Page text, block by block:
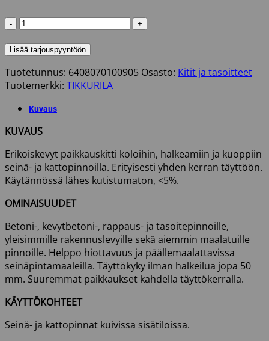
HOLE-
1
250ML
TIKKURILA
Lisää tarjouspyyntöön
Tuotetunnus: 6408070100905 Osasto: Kitit ja tasoitteet
Tuotemerkki: TIKKURILA
Kuvaus
KUVAUS
Erikoiskevyt paikkauskitti koloihin, halkeamiin ja kuoppiin
seinä- ja kattopinnoilla. Erityisesti yhden kerran täyttöön.
Käytännössä lähes kutistumaton, <5%.
OMINAISUUDET
Betoni-, kevytbetoni-, rappaus- ja tasoitepinnoille,
yleisimmille rakennuslevyille sekä aiemmin maalatuille
pinnoille. Helppo hiottavuus ja päällemaalattavissa
seinäpintamaaleilla. Täyttökyky ilman halkeilua jopa 50
mm. Suuremmat paikkaukset kahdella täyttökerralla.
KÄYTTÖKOHTEET
Seinä- ja kattopinnat kuivissa sisätiloissa.